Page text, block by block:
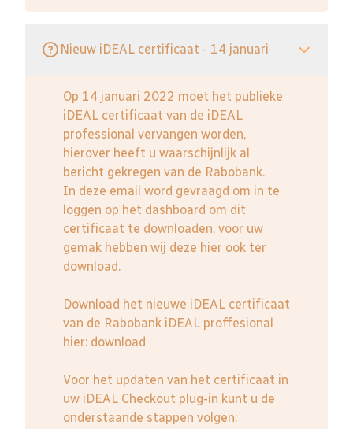
Nieuw iDEAL certificaat - 14 januari
Op 14 januari 2022 moet het publieke
iDEAL certificaat van de iDEAL
professional vervangen worden,
hierover heeft u waarschijnlijk al
bericht gekregen van de Rabobank.
In deze email word gevraagd om in te
loggen op het dashboard om dit
certificaat te downloaden, voor uw
gemak hebben wij deze hier ook ter
download.
Download het nieuwe iDEAL certificaat
van de Rabobank iDEAL proffesional
hier: download
Voor het updaten van het certificaat in
uw iDEAL Checkout plug-in kunt u de
onderstaande stappen volgen: